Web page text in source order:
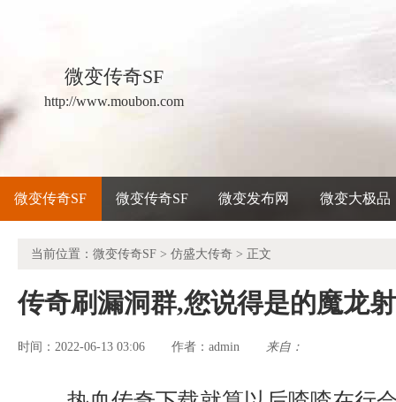
微变传奇SF
http://www.moubon.com
微变传奇SF 微变传奇SF 微变发布网 微变大极品
当前位置： 微变传奇SF > 仿盛大传奇 > 正文
传奇刷漏洞群,您说得是的魔龙
时间：2022-06-13 03:06 作者： admin 来自：